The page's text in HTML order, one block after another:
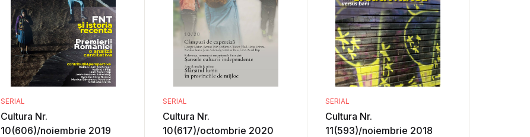
SERIAL
Cultura Nr.
10(606)/noiembrie 2019
SERIAL
Cultura Nr.
10(617)/octombrie 2020
SERIAL
Cultura Nr.
11(593)/noiembrie 2018